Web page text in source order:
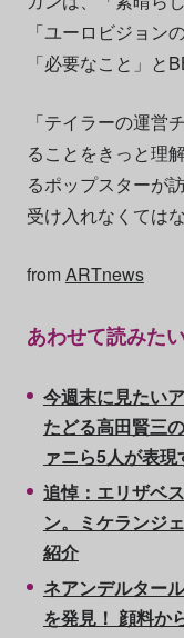
「ユーロビジョン
「必要なこと」と
「テイラーの運営
ることをきっと理
るポップスターが
受け入れなくては
fromARTnews
あわせて読みた
今週末に見たい
たどる高田賢三
ァニら5人が表現
追悼：エリザベ
ン。ミケランジ
紹介
ネアンデルター
を発見！ 顔料か